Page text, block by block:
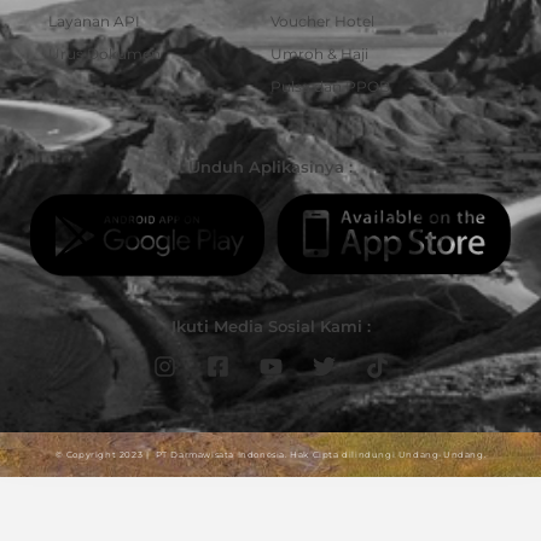
Layanan API
Urus Dokumen
Voucher Hotel
Umroh & Haji
Pulsa dan PPOB
Unduh Aplikasinya :
Ikuti Media Sosial Kami :
© Copyright 2023 | PT Darmawisata Indonesia. Hak Cipta dilindungi Undang-Undang.